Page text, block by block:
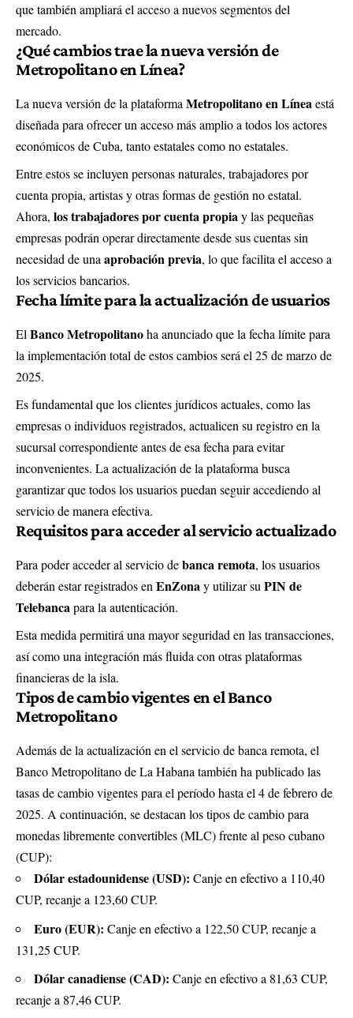
que también ampliará el acceso a nuevos segmentos del
mercado.
¿Qué cambios trae la nueva versión de
Metropolitano en Línea?
La nueva versión de la plataforma Metropolitano en Líneaestá
diseñada para ofrecer un acceso más amplio a todos los actores
económicos de Cuba, tanto estatales como no estatales.
Entre estos se incluyen personas naturales, trabajadores por
cuenta propia, artistas y otras formas de gestión no estatal.
Ahora, los trabajadores por cuenta propiay las pequeñas
empresas podrán operar directamente desde sus cuentas sin
necesidad de una aprobación previa, lo que facilita el acceso a
los servicios bancarios.
Fecha límite para la actualización de usuarios
El Banco Metropolitanoha anunciado que la fecha límite para
la implementación total de estos cambios será el 25 de marzo de
2025.
Es fundamental que los clientes jurídicos actuales, como las
empresas o individuos registrados, actualicen su registro en la
sucursal correspondiente antes de esa fecha para evitar
inconvenientes. La actualización de la plataforma busca
garantizar que todos los usuarios puedan seguir accediendo al
servicio de manera efectiva.
Requisitos para acceder al servicio actualizado
Para poder acceder al servicio debanca remota, los usuarios
deberán estar registrados enEnZonay utilizar suPIN de
Telebancapara la autenticación.
Esta medida permitirá una mayor seguridad en las transacciones,
así como una integración más fluida con otras plataformas
financieras de la isla.
Tipos de cambio vigentes en el Banco
Metropolitano
Además de la actualización en el servicio de banca remota, el
Banco Metropolitano de La Habana también ha publicado las
tasas de cambio vigentes para el período hasta el 4 de febrero de
2025. A continuación, se destacan los tipos de cambio para
monedas libremente convertibles (MLC) frente al peso cubano
(CUP):
Dólar estadounidense (USD): Canje en efectivo a 110,40
CUP, recanje a 123,60 CUP.
Euro (EUR): Canje en efectivo a 122,50 CUP, recanje a
131,25 CUP.
Dólar canadiense (CAD): Canje en efectivo a 81,63 CUP,
recanje a 87,46 CUP.